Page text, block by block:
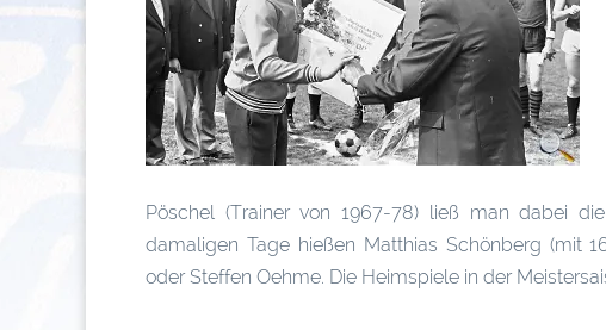
Pöschel (Trainer von 1967-78) ließ man dabei
damaligen Tage hießen Matthias Schönberg (mit
oder Steffen Oehme. Die Heimspiele in der